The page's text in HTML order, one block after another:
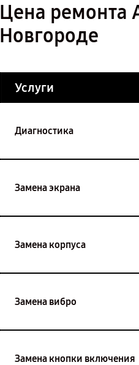
Цена ремонта
Новгороде
Услуги
Диагностика
Замена экрана
Замена корпуса
Замена вибро
Замена кнопки включения